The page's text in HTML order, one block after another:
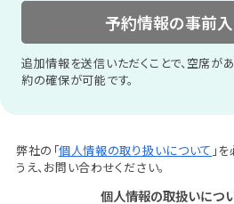
予約情報の事前
追加情報を送信いただくことで、空席が
約の確保が可能です。
弊社の「個人情報の取り扱いについて 」
うえ、お問い合わせください。
個人情報の取扱いにつ